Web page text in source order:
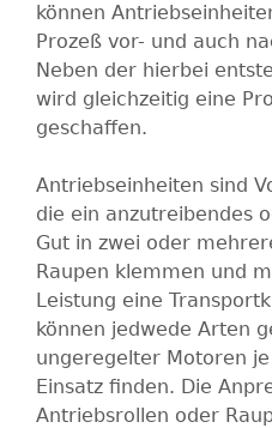
können
Prozeß vor- und auch
Neben der hierbei
wird gleichzeitig eine
geschaffen.
Antriebseinheiten sind
die ein anzutreibendes
Gut in zwei oder
Raupen klemmen und
Leistung eine
können jedwede Arten
ungeregelter Motoren
Einsatz finden. Die
Antriebsrollen oder